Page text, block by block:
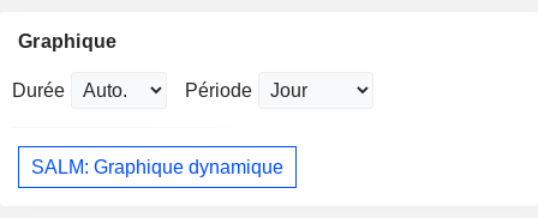
Graphique
Durée Période
SALM: Graphique dynamique